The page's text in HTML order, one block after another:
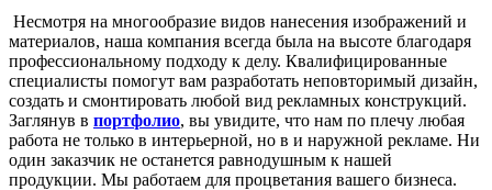
Несмотря на многообразие видов нанесения изображений и
материалов, наша компания всегда была на высоте благодаря
профессиональному подходу к делу. Квалифицированные
специалисты помогут вам разработать неповторимый дизайн,
создать и смонтировать любой вид рекламных конструкций.
Заглянув в портфолио, вы увидите, что нам по плечу любая
работа не только в интерьерной, но в и наружной рекламе. Ни
один заказчик не останется равнодушным к нашей
продукции. Мы работаем для процветания вашего бизнеса.